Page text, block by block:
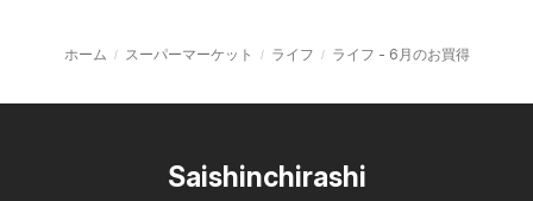
ホーム スーパーマーケット ライフ ライフ - 6月のお買得
Saishinchirashi